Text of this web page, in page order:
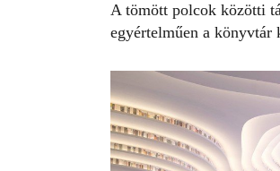
A tömött polcok közötti
egyértelműen a könyvtár